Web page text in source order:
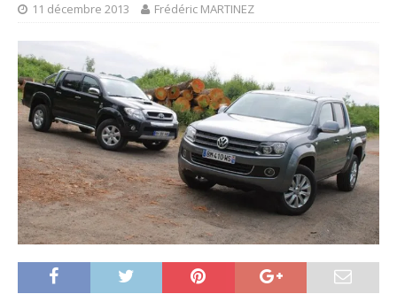
11 décembre 2013 Frédéric MARTINEZ